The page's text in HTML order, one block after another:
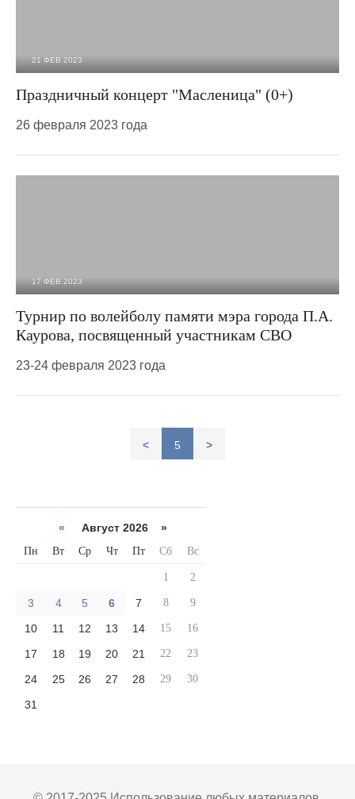
21 ФЕВ 2023
Праздничный концерт "Масленица" (0+)
26 февраля 2023 года
17 ФЕВ 2023
Турнир по волейболу памяти мэра города П.А.
Каурова, посвященный участникам СВО
23-24 февраля 2023 года
< 5 >
« Август 2026 »
Пн Вт Ср Чт Пт Сб Вс
1 2
3 4 5 6 7 8 9
10 11 12 13 14 15 16
17 18 19 20 21 22 23
24 25 26 27 28 29 30
31